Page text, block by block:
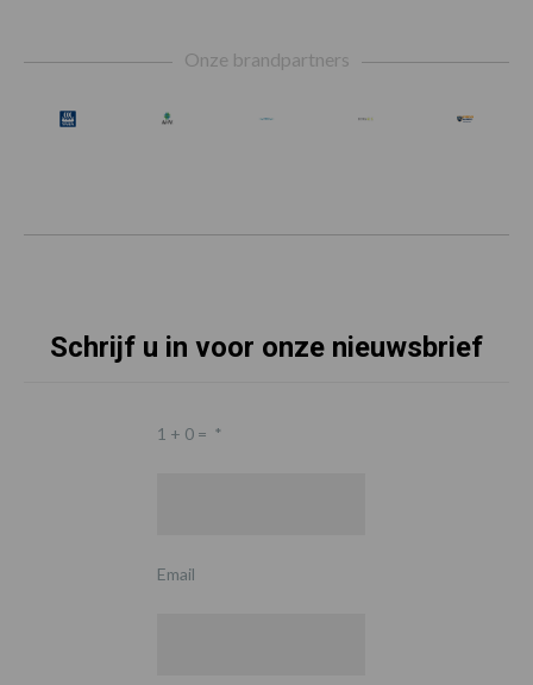
Onze brandpartners
Schrijf u in voor onze nieuwsbrief
1 + 0 = *
Email